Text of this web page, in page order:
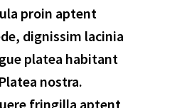
proin aptent
dignissim lacinia
platea habitant
nostra.
fringilla aptent